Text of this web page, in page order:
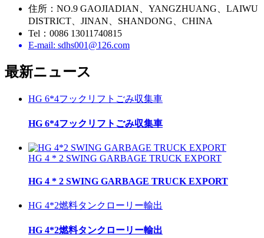
住所：NO.9 GAOJIADIAN、YANGZHUANG、LAIWU
DISTRICT、JINAN、SHANDONG、CHINA
Tel：0086 13011740815
E-mail: sdhs001@126.com
最新ニュース
HG 6*4フックリフトごみ収集車
HG 6*4フックリフトごみ収集車
HG 4 * 2 SWING GARBAGE TRUCK EXPORT
HG 4 * 2 SWING GARBAGE TRUCK EXPORT
HG 4*2燃料タンクローリー輸出
HG 4*2燃料タンクローリー輸出